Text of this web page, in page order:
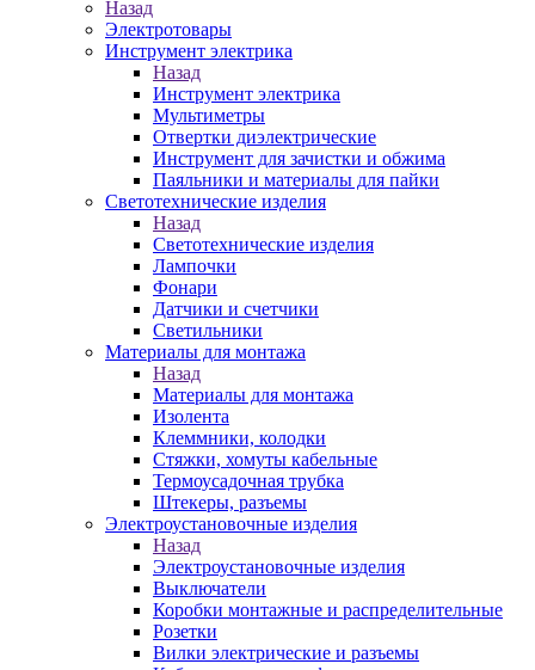
Назад
Электротовары
Инструмент электрика
Назад
Инструмент электрика
Мультиметры
Отвертки диэлектрические
Инструмент для зачистки и обжима
Паяльники и материалы для пайки
Светотехнические изделия
Назад
Светотехнические изделия
Лампочки
Фонари
Датчики и счетчики
Светильники
Материалы для монтажа
Назад
Материалы для монтажа
Изолента
Клеммники, колодки
Стяжки, хомуты кабельные
Термоусадочная трубка
Штекеры, разъемы
Электроустановочные изделия
Назад
Электроустановочные изделия
Выключатели
Коробки монтажные и распределительные
Розетки
Вилки электрические и разъемы